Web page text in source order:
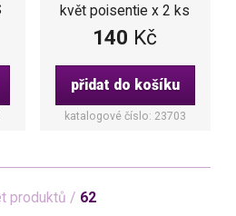
květ poisentie x 2 ks
140 Kč
přidat do košíku
katalogové číslo: 23703
produktů / 62